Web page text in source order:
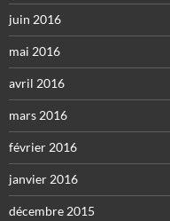
juin 2016
mai 2016
avril 2016
mars 2016
février 2016
janvier 2016
décembre 2015